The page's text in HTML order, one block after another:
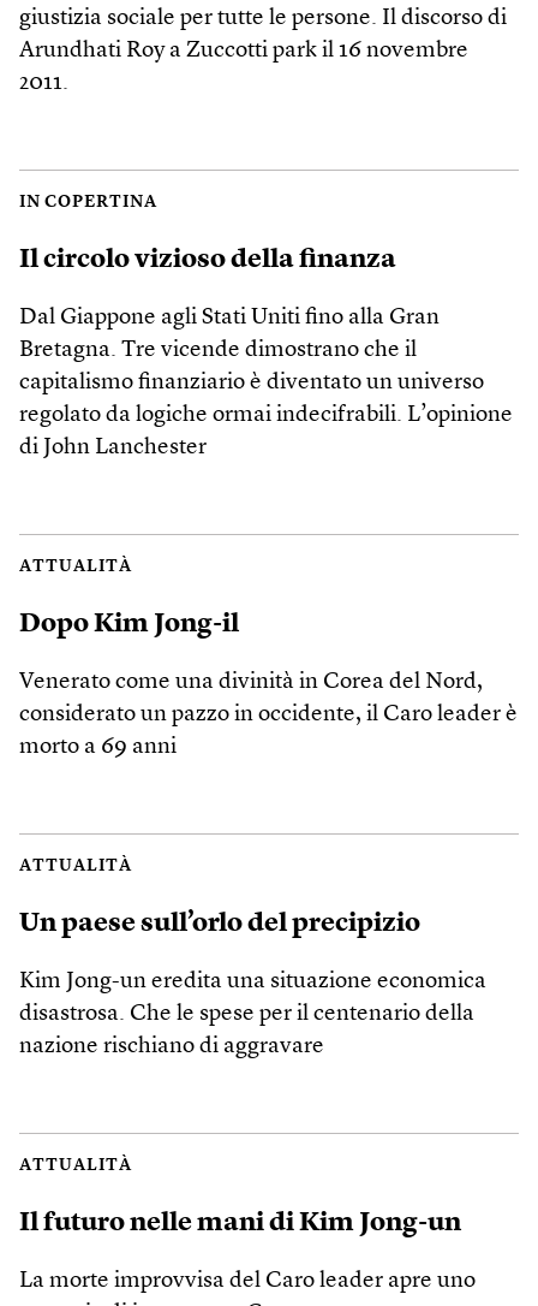
giustizia sociale per tutte le persone. Il discorso di
Arundhati Roy a Zuccotti park il 16 novembre
2011.
IN COPERTINA
Il circolo vizioso della finanza
Dal Giappone agli Stati Uniti fino alla Gran
Bretagna. Tre vicende dimostrano che il
capitalismo finanziario è diventato un universo
regolato da logiche ormai indecifrabili. L’opinione
di John Lanchester
ATTUALITÀ
Dopo Kim Jong-il
Venerato come una divinità in Corea del Nord,
considerato un pazzo in occidente, il Caro leader è
morto a 69 anni
ATTUALITÀ
Un paese sull’orlo del precipizio
Kim Jong-un eredita una situazione economica
disastrosa. Che le spese per il centenario della
nazione rischiano di aggravare
ATTUALITÀ
Il futuro nelle mani di Kim Jong-un
La morte improvvisa del Caro leader apre uno